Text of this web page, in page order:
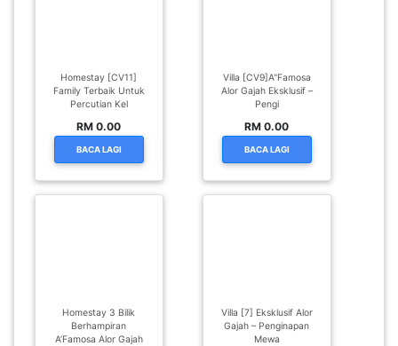
Homestay [CV11]
Family Terbaik Untuk
Percutian Kel
RM 0.00
BACA LAGI
Villa [CV9]A"Famosa
Alor Gajah Eksklusif –
Pengi
RM 0.00
BACA LAGI
Homestay 3 Bilik
Berhampiran
A’Famosa Alor Gajah
Villa [7] Eksklusif Alor
Gajah – Penginapan
Mewa